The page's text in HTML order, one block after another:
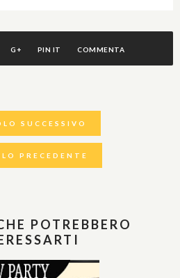
G+ PIN IT COMMENTA
SUCCESSIVO
PRECEDENTE
POTREBBERO